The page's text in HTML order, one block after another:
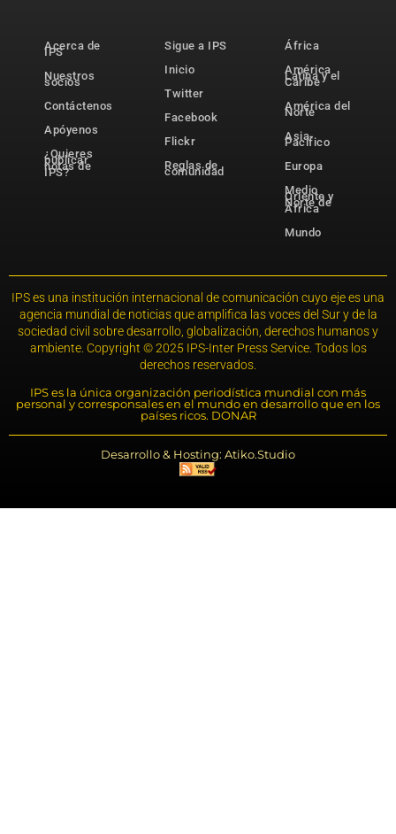
Acerca de
IPS
Nuestros
socios
Contáctenos
Apóyenos
¿Quieres
publicar
notas de
IPS?
Sigue a IPS
Inicio
Twitter
Facebook
Flickr
Reglas de
comunidad
África
América
Latina y el
Caribe
América del
Norte
Asia-
Pacífico
Europa
Medio
Oriente y
Norte de
África
Mundo
IPS es una institución internacional de comunicación cuyo eje es una
agencia mundial de noticias que amplifica las voces del Sur y de la
sociedad civil sobre desarrollo, globalización, derechos humanos y
ambiente. Copyright © 2025 IPS-Inter Press Service. Todos los
derechos reservados.
IPS es la única organización periodística mundial con más
personal y corresponsales en el mundo en desarrollo que en los
países ricos. DONAR
Desarrollo & Hosting: Atiko.Studio